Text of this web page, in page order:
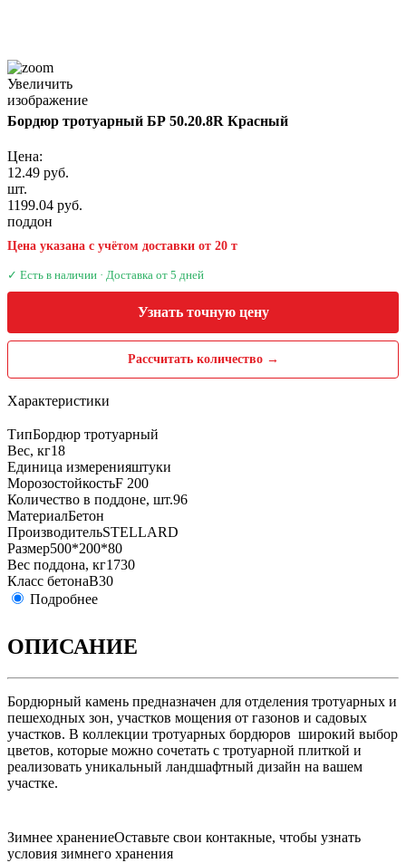
Увеличить
изображение
Бордюр тротуарный БР 50.20.8R Красный
Цена:
12.49 руб.
шт.
1199.04 руб.
поддон
Цена указана с учётом доставки от 20 т
✓ Есть в наличии · Доставка от 5 дней
Узнать точную цену
Рассчитать количество →
Характеристики
ТипБордюр тротуарный
Вес, кг18
Единица измеренияштуки
МорозостойкостьF 200
Количество в поддоне, шт.96
МатериалБетон
ПроизводительSTELLARD
Размер500*200*80
Вес поддона, кг1730
Класс бетонаB30
Подробнее
ОПИСАНИЕ
Бордюрный камень предназначен для отделения тротуарных и
пешеходных зон, участков мощения от газонов и садовых
участков. В коллекции тротуарных бордюров широкий выбор
цветов, которые можно сочетать с тротуарной плиткой и
реализовать уникальный ландшафтный дизайн на вашем
участке.
Зимнее хранениеОставьте свои контакные, чтобы узнать
условия зимнего хранения